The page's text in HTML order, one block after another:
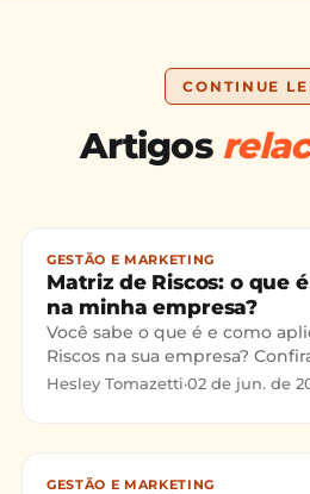
CONTINUE
Artigos
GESTÃO E MARKETING
Matriz de Riscos: o que
na minha empresa?
Você sabe o que é e como
Riscos na sua empresa?
dessa ferramenta e como ela
Hesley Tomazetti·02 de jun. de
GESTÃO E MARKETING